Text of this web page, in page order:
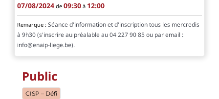
07/08/2024 de 09:30 à 12:00
Remarque : Séance d'information et d'inscription tous les mercredis
à 9h30 (s'inscrire au préalable au 04 227 90 85 ou par email :
info@enaip-liege.be).
Public
CISP – Défi